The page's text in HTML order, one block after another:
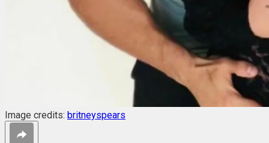
Image credits: britneyspears